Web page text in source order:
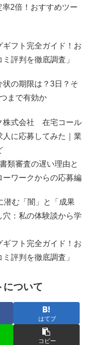
2倍！おすすめツー
ギフト完全ガイド！お
評判を徹底調査」
状の期限は？3日？そ
まで有効か
株式会社 在宅コール
人に応募してみた｜業
類審査の遅い理由と
ーワークからの応募編
潜む「闇」と「成果
穴：私の体験談から学
ギフト完全ガイド！お
評判を徹底調査」
について
はてブ
コピー